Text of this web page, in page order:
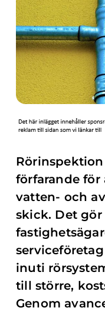
förfarande
vatten- och
skick. Det
inuti
till större,
Genom